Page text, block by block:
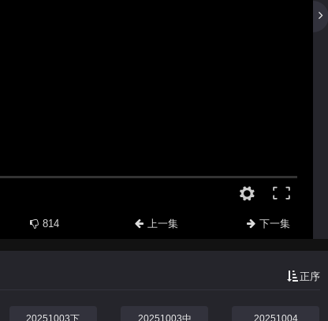
814 上一集 下一集
正序
20251003下 20251003中 20251004